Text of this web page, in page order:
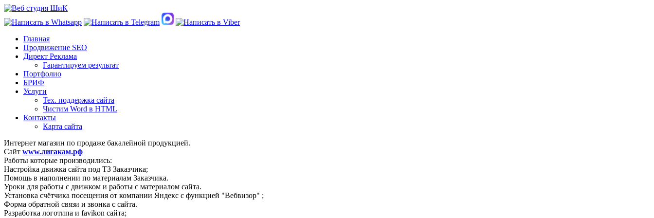
Главная
Продвижение SEO
Директ Реклама
Гарантируем результат
Портфолио
БРИФ
Услуги
Тех. поддержка сайта
Чистим Word в HTML
Контакты
Карта сайта
Интернет магазин по продаже бакалейной продукцией.
Сайт www.лигакам.рф
Работы которые производились:
Настройка движка сайта под ТЗ Заказчика;
Помощь в наполнении по материалам Заказчика.
Уроки для работы с движком и работы с материалом сайта.
Установка счётчика посещения от компании Яндекс с функцией "Вебвизор" ;
Форма обратной связи и звонка с сайта.
Разработка логотипа и favikon сайта;